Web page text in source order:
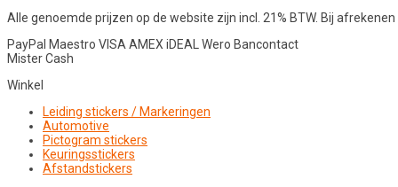
Alle genoemde prijzen op de website zijn incl. 21% BTW. Bij
PayPal Maestro VISA AMEX iDEAL Wero Bancontact
Mister Cash
Winkel
Leiding stickers / Markeringen
Automotive
Pictogram stickers
Keuringsstickers
Afstandstickers